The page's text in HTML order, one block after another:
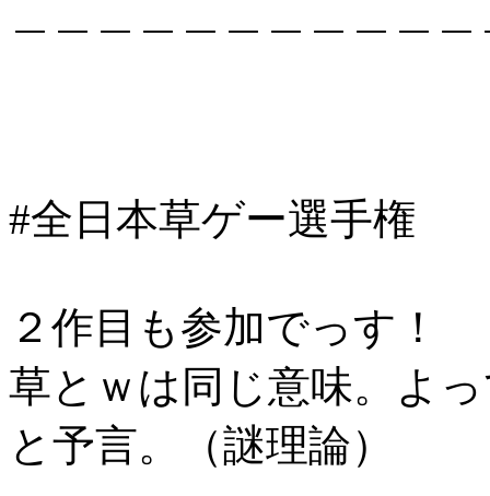
#全日本草ゲー選手権
２作目も参加でっす！
草とｗは同じ意味。よ
と予言。（謎理論）